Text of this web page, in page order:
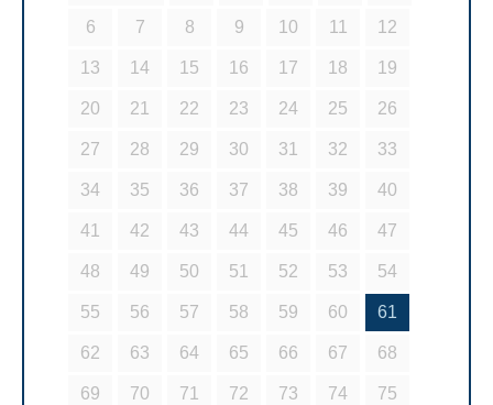
6 7 8 9 10 11 12
13 14 15 16 17 18 19
20 21 22 23 24 25 26
27 28 29 30 31 32 33
34 35 36 37 38 39 40
41 42 43 44 45 46 47
48 49 50 51 52 53 54
55 56 57 58 59 60 61
62 63 64 65 66 67 68
69 70 71 72 73 74 75